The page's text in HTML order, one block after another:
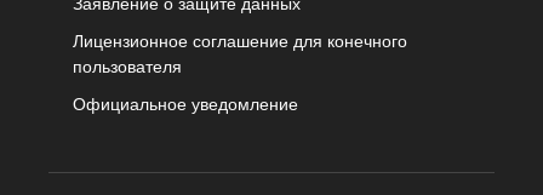
Заявление о защите данных
Лицензионное соглашение для конечного
пользователя
Официальное уведомление